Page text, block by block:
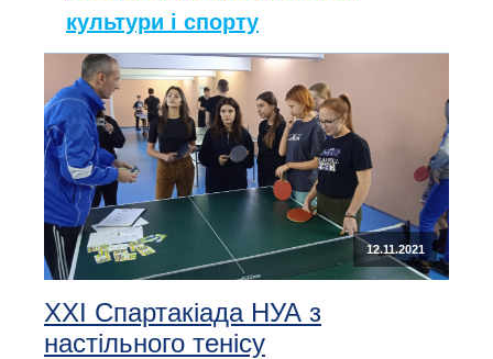
культури і спорту
12.11.2021
ХХІ Спартакіада НУА з
настільного тенісу